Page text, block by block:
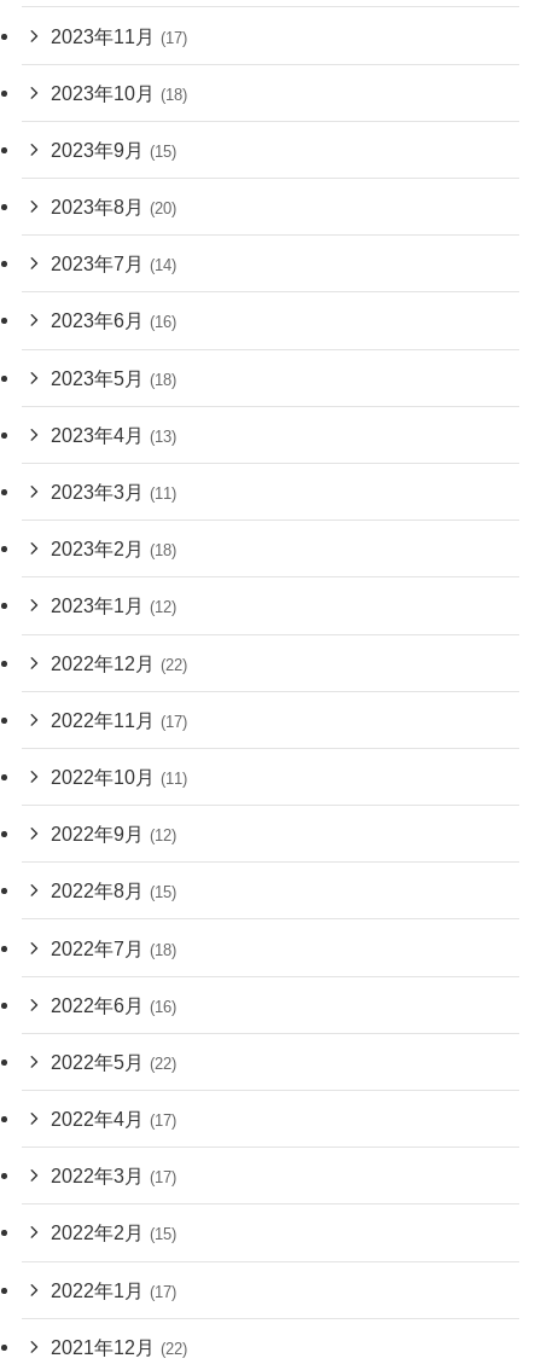
2023年11月 (17)
2023年10月 (18)
2023年9月 (15)
2023年8月 (20)
2023年7月 (14)
2023年6月 (16)
2023年5月 (18)
2023年4月 (13)
2023年3月 (11)
2023年2月 (18)
2023年1月 (12)
2022年12月 (22)
2022年11月 (17)
2022年10月 (11)
2022年9月 (12)
2022年8月 (15)
2022年7月 (18)
2022年6月 (16)
2022年5月 (22)
2022年4月 (17)
2022年3月 (17)
2022年2月 (15)
2022年1月 (17)
2021年12月 (22)